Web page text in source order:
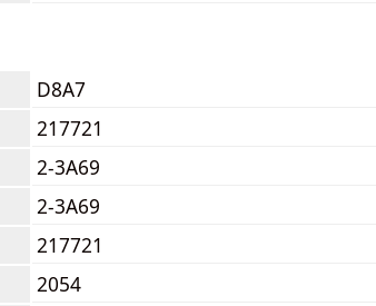
D8A7
217721
2-3A69
2-3A69
217721
2054